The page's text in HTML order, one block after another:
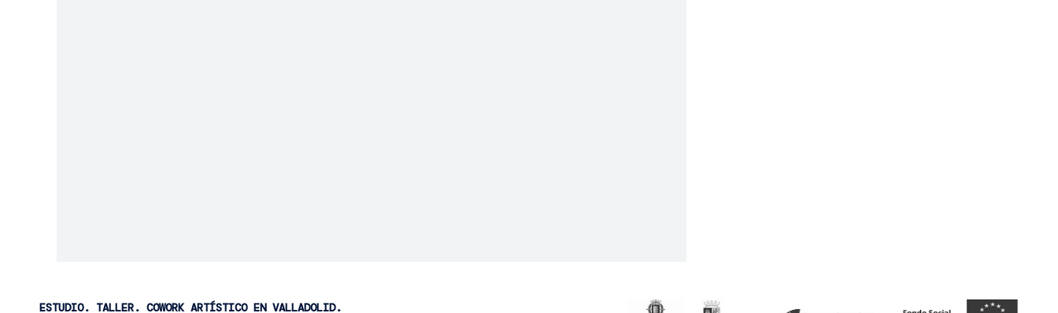
ESTUDIO. TALLER. COWORK ARTÍSTICO EN VALLADOLID.